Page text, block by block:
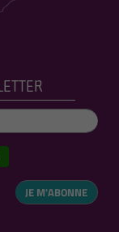
JE M'ABONNE